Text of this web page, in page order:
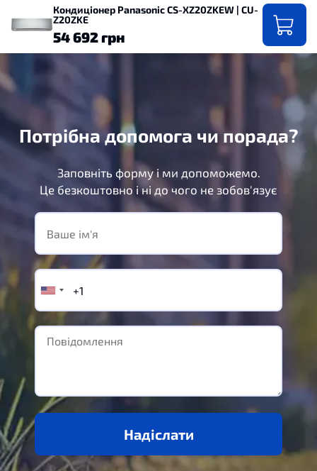
Кондиціонер Panasonic CS-XZ20ZKEW | CU-
Z20ZKE
54 692 грн
Потрібна допомога чи порада?
Заповніть форму і ми допоможемо.
Це безкоштовно і ні до чого не зобов'язує
Надіслати